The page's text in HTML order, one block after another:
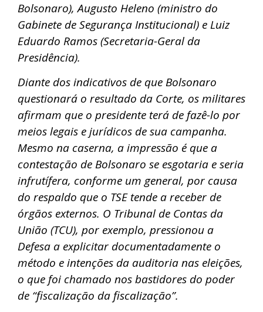
Bolsonaro), Augusto Heleno (ministro do
Gabinete de Segurança Institucional) e Luiz
Eduardo Ramos (Secretaria-Geral da
Presidência).
Diante dos indicativos de que Bolsonaro
questionará o resultado da Corte, os militares
afirmam que o presidente terá de fazê-lo por
meios legais e jurídicos de sua campanha.
Mesmo na caserna, a impressão é que a
contestação de Bolsonaro se esgotaria e seria
infrutífera, conforme um general, por causa
do respaldo que o TSE tende a receber de
órgãos externos. O Tribunal de Contas da
União (TCU), por exemplo, pressionou a
Defesa a explicitar documentadamente o
método e intenções da auditoria nas eleições,
o que foi chamado nos bastidores do poder
de “fiscalização da fiscalização”.